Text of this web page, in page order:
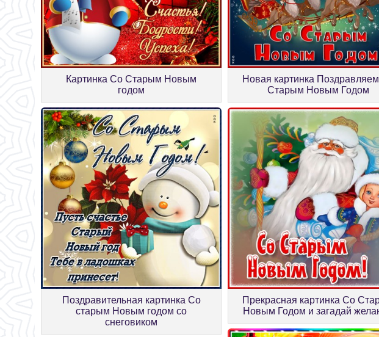
Картинка Со Старым Новым
годом
Новая картинка
Старым Новым Годом
Поздравительная картинка Со
старым Новым годом со
снеговиком
Прекрасная картинка Со
Новым Годом и загадай